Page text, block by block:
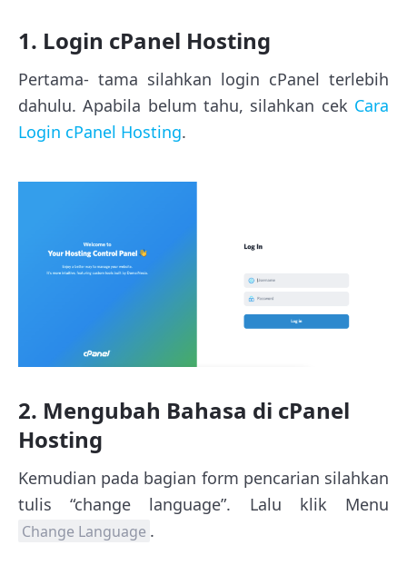
1. Login cPanel Hosting
Pertama- tama silahkan login cPanel terlebih
dahulu. Apabila belum tahu, silahkan cek Cara
Login cPanel Hosting.
2. Mengubah Bahasa di cPanel
Hosting
Kemudian pada bagian form pencarian silahkan
tulis “change language”. Lalu klik Menu
Change Language .